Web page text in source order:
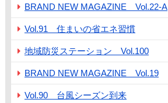
BRAND NEW MAGAZINE Vol.22-A
Vol.91 住まいの省エネ習慣
地域防災ステーション Vol.100
BRAND NEW MAGAZINE Vol.19
Vol.90 台風シーズン到来